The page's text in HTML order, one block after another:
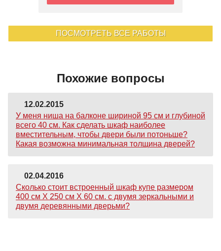
ПОСМОТРЕТЬ ВСЕ РАБОТЫ
Похожие вопросы
12.02.2015
У меня ниша на балконе шириной 95 см и глубиной
всего 40 см. Как сделать шкаф наиболее
вместительным, чтобы двери были потоньше?
Какая возможна минимальная толщина дверей?
02.04.2016
Сколько стоит встроенный шкаф купе размером
400 см Х 250 см Х 60 см. с двумя зеркальными и
двумя деревянными дверьми?